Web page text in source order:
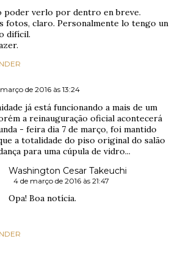
poder verlo por dentro en breve.
fotos, claro. Personalmente lo tengo un
difícil.
de 2016 às 13:24
já está funcionando a mais de um
a reinauguração oficial acontecerá
- feira dia 7 de março, foi mantido
a totalidade do piso original do salão
para uma cúpula de vidro...
Washington Cesar Takeuchi
4 de março de 2016 às 21:47
Opa! Boa notícia.